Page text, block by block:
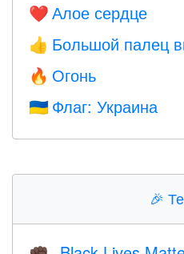
❤️ Алое сердце
👍 Большой палец
🔥 Огонь
🇺🇦 Флаг: Украина
🎉